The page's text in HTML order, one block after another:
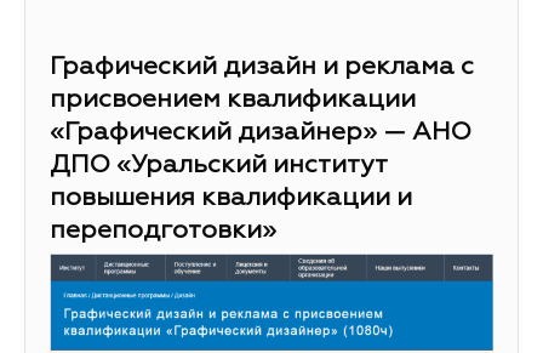
Графический дизайн и реклама с
присвоением квалификации
«Графический дизайнер» — АНО
ДПО «Уральский институт
повышения квалификации и
переподготовки»